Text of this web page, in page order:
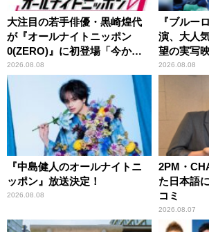
大注目の若手俳優・黒崎煌代
が『オールナイトニッポン
0(ZERO)』に初登場「今から
とてもワクワクしておりま
す！」
2026.08.08
『ブルー
演、大人
望の実写
2026.08.08
『中島健人のオールナイトニ
ッポン』放送決定！
2026.08.08
2PM・
た日本語
コミ
2026.08.07